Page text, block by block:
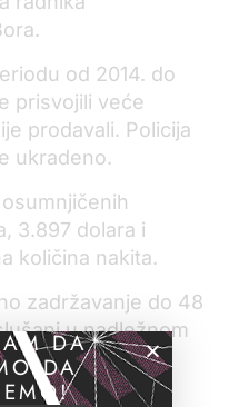
od 2014. do
prisvojili veće
prodavali. Policija
ukradeno.
3.897 dolara i
količina nakita.
zadržavanje do 48
u nadležnom
DA
DA